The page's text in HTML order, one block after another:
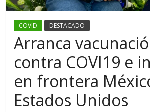
COVID DESTACADO
Arranca
contra COVI19 e
en frontera
Estados Unidos